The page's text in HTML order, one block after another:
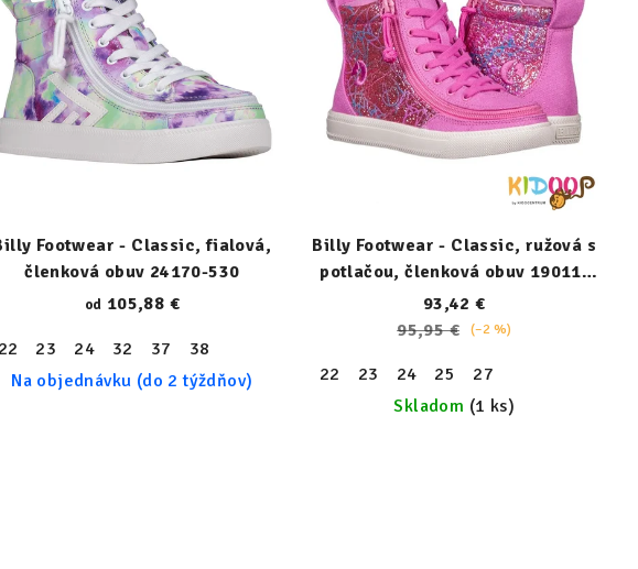
Footwear - Classic, fialová,
členková obuv 24170-530
od 105,88 €
22 23 24 32 37
38
Na objednávku (do 2 týždňov)
Billy Footwear - Classic, ružová s
potlačou, členková obuv 19011-
670-normal
93,42 €
95,95 €
(–2 %)
22 23 24 25
27
Skladom (1 ks)